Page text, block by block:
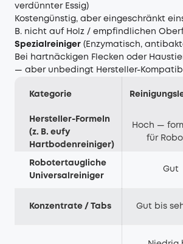
verdünnter Essig)
Kostengünstig, aber eingeschränkt
B. nicht auf Holz / empfindlichen
Spezialreiniger (Enzymatisch,
Bei hartnäckigen Flecken oder
— aber unbedingt Hersteller-
Kategorie
Hersteller-Formeln
(z. B. eufy
Hartbodenreiniger)
Hoch —
für
Robotertaugliche
Universalreiniger
Gut
Konzentrate / Tabs Gut bis